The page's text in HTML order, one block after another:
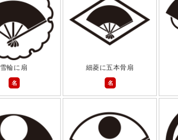
雪輪に扇
名
細菱に五本骨扇
名